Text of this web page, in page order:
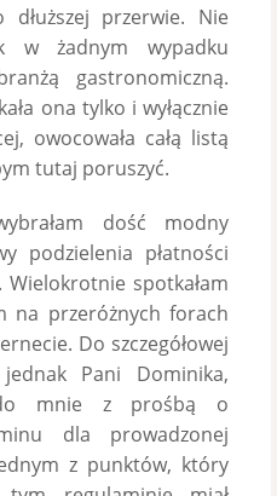
przerwie. Nie
w żadnym wypadku
gastronomiczną.
ona tylko i wyłącznie
owocowała całą listą
tutaj poruszyć.
dość modny
podzielenia płatności
spotkałam
na przeróżnych forach
Do szczegółowej
Pani Dominika,
mnie z prośbą o
dla prowadzonej
z punktów, który